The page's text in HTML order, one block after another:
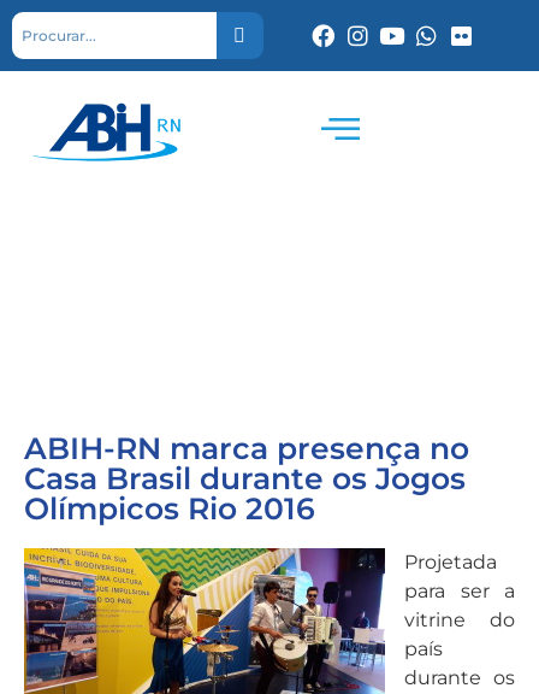
ABIH-RN marca presença no
Casa Brasil durante os Jogos
Olímpicos Rio 2016
Projetada
para ser a
vitrine do
país
durante os